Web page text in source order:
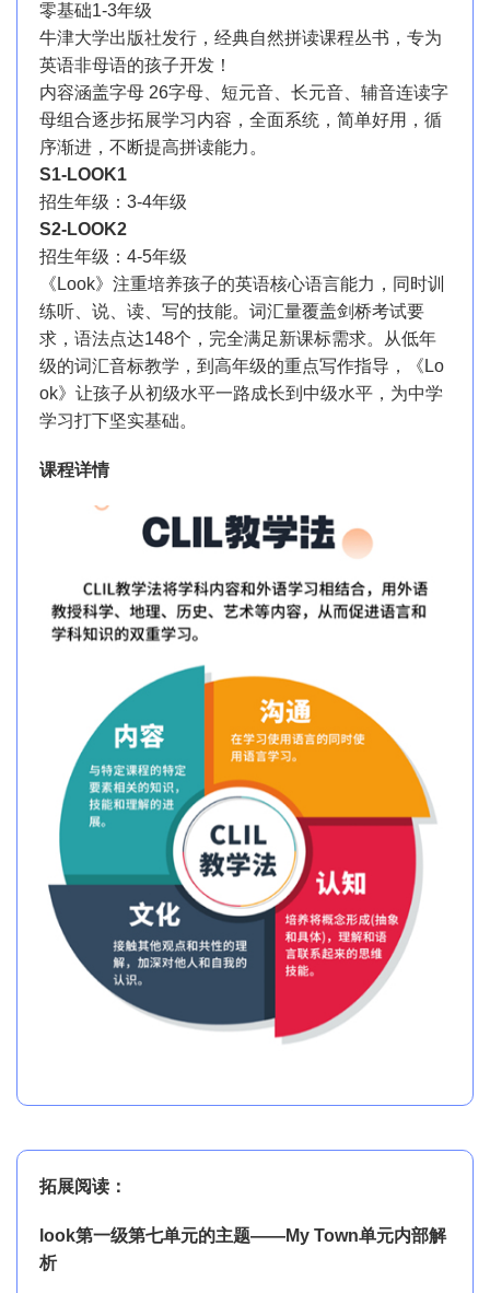
零基础1-3年级
牛津大学出版社发行，经典自然拼读课程丛书，专为
英语非母语的孩子开发！
内容涵盖字母 26字母、短元音、长元音、辅音连读字
母组合逐步拓展学习内容，全面系统，简单好用，循
序渐进，不断提高拼读能力。
S1-LOOK1
招生年级：3-4年级
S2-LOOK2
招生年级：4-5年级
《Look》注重培养孩子的英语核心语言能力，同时训
练听、说、读、写的技能。词汇量覆盖剑桥考试要
求，语法点达148个，完全满足新课标需求。从低年
级的词汇音标教学，到高年级的重点写作指导，《Lo
ok》让孩子从初级水平一路成长到中级水平，为中学
学习打下坚实基础。
课程详情
拓展阅读：
look第一级第七单元的主题——My Town单元内部解
析